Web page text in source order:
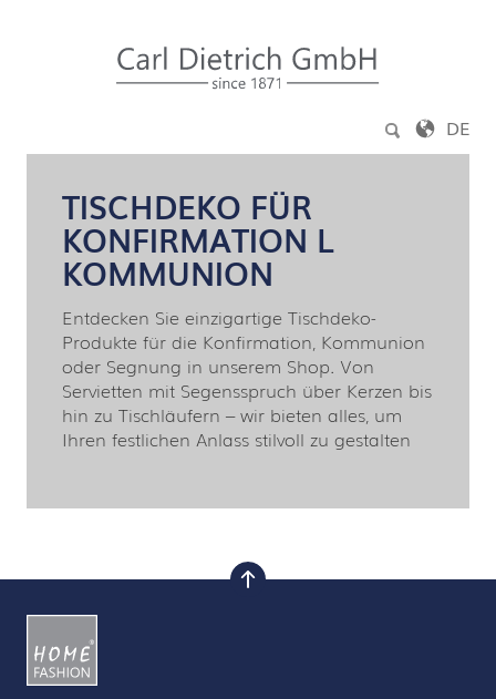
DE
TISCHDEKO FÜR
KONFIRMATION L
KOMMUNION
Entdecken Sie einzigartige Tischdeko-
Produkte für die Konfirmation, Kommunion
oder Segnung in unserem Shop. Von
Servietten mit Segensspruch über Kerzen bis
hin zu Tischläufern – wir bieten alles, um
Ihren festlichen Anlass stilvoll zu gestalten
nach oben